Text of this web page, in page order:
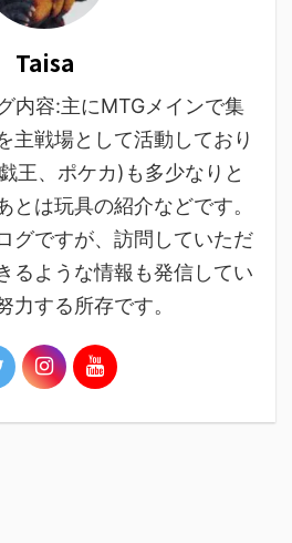
Taisa
内容:主にMTGメインで集
主戦場として活動しており
王、ポケカ)も多少なりと
とは玩具の紹介などです。
グですが、訪問していただ
るような情報も発信してい
力する所存です。